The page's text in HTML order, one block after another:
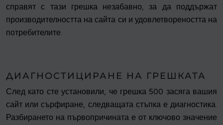
справят с тази грешка незабавно, за да поддържат
производителността на сайта си и удовлетвореността на
потребителите.
ДИАГНОСТИЦИРАНЕ НА ГРЕШКАТА
След като сте установили, че грешка 500 засяга вашия
сайт или сърфиране, следващата стъпка е диагностика.
Разбирането на първопричината е от ключово значение